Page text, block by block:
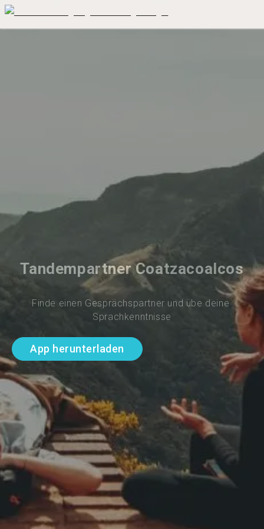
Tandempartner Coatzacoalcos
Finde einen Gesprächspartner und übe deine
Sprachkenntnisse
App herunterladen